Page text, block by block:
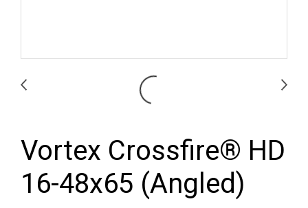
Vortex Crossfire® HD
16-48x65 (Angled)